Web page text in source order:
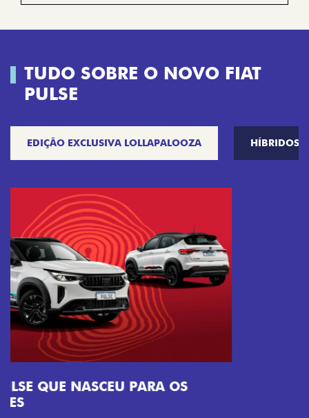
TUDO SOBRE O NOVO FIAT
PULSE
EDIÇÃO EXCLUSIVA LOLLAPALOOZA HÍBRIDOS
VISUAL COM ENERGIA LOLLABR
Se liga no que compõe a identidade exclusiva do
Previous
Next
Próximo